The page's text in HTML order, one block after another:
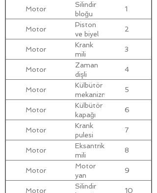
Motor
Silindir
bloğu
1
Motor
Piston
ve biyel
kolu
2
Motor
Krank
mili
3
Motor
Zaman
dişli
kapağı
4
Motor
Külbütör
mekanizması
5
Motor
Külbütör
kapağı
6
Motor
Krank
pulesi
7
Motor
Eksantrik
mili
8
Motor
Motor
yan
kapak
9
Motor
Silindir
10